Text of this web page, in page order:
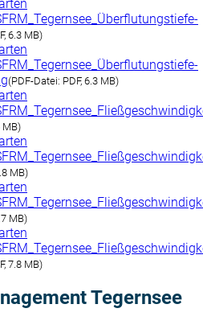
6.3 MB)
(PDF-Datei: PDF, 6.3 MB)
MB)
MB)
7 MB)
7.8 MB)
Tegernsee